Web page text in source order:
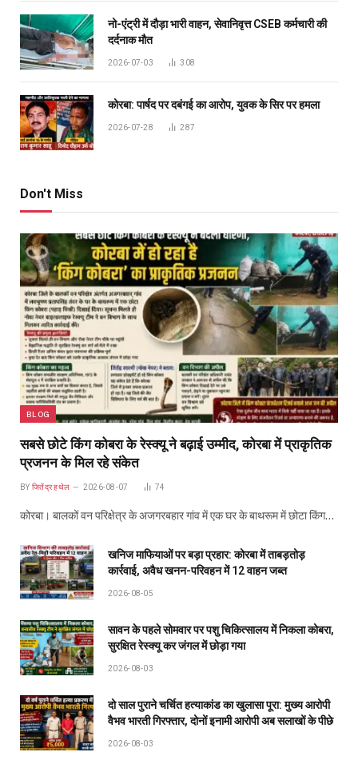
नो-एंट्री में दौड़ा भारी वाहन, सेवानिवृत्त CSEB कर्मचारी की
दर्दनाक मौत
2026-07-03 308
कोरबा: पार्षद पर दबंगई का आरोप, युवक के सिर पर हमला
2026-07-28 287
Don't Miss
BLOG
सबसे छोटे किंग कोबरा के रेस्क्यू ने बढ़ाई उम्मीद, कोरबा में प्राकृतिक
प्रजनन के मिल रहे संकेत
BY जितेंद्र हथेल 2026-08-07 74
कोरबा। बालकों वन परिक्षेत्र के अजगरबहार गांव में एक घर के बाथरूम में छोटा किंग…
खनिज माफियाओं पर बड़ा प्रहार: कोरबा में ताबड़तोड़
कार्रवाई, अवैध खनन-परिवहन में 12 वाहन जब्त
2026-08-05
सावन के पहले सोमवार पर पशु चिकित्सालय में निकला कोबरा,
सुरक्षित रेस्क्यू कर जंगल में छोड़ा गया
2026-08-03
दो साल पुराने चर्चित हत्याकांड का खुलासा पूरा: मुख्य आरोपी
वैभव भारती गिरफ्तार, दोनों इनामी आरोपी अब सलाखों के पीछे
2026-08-03